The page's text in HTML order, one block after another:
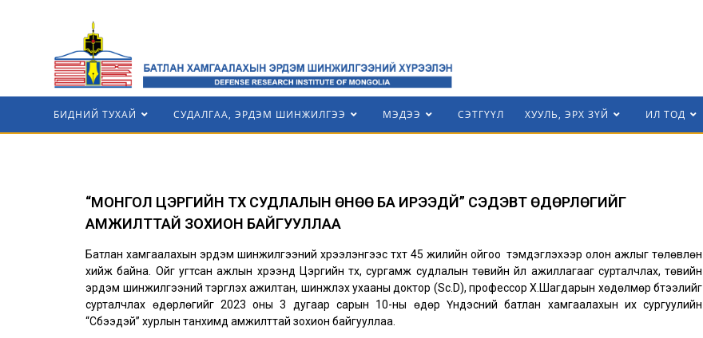
БИДНИЙ ТУХАЙ СУДАЛГАА, ЭРДЭМ ШИНЖИЛГЭЭ МЭДЭЭ СЭТГҮҮЛ ХУУЛЬ, ЭРХ ЗҮЙ ИЛ ТОД
“МОНГОЛ ЦЭРГИЙН ТҮҮХ СУДЛАЛЫН ӨНӨӨ БА ИРЭЭДҮЙ” СЭДЭВТ ӨДӨРЛӨГИЙГ
АМЖИЛТТАЙ ЗОХИОН БАЙГУУЛЛАА
Батлан хамгаалахын эрдэм шинжилгээний хүрээлэнгээс түүхт 45 жилийн ойгоо тэмдэглэхээр олон ажлыг төлөвлөн
хийж байна. Ойг угтсан ажлын хүрээнд Цэргийн түүх, сургамж судлалын төвийн үйл ажиллагааг сурталчлах, төвийн
эрдэм шинжилгээний тэргүүлэх ажилтан, шинжлэх ухааны доктор (Sc.D), профессор Х.Шагдарын хөдөлмөр бүтээлийг
сурталчлах өдөрлөгийг 2023 оны 3 дугаар сарын 10-ны өдөр Үндэсний батлан хамгаалахын их сургуулийн
“Сүбээдэй” хурлын танхимд амжилттай зохион байгууллаа.